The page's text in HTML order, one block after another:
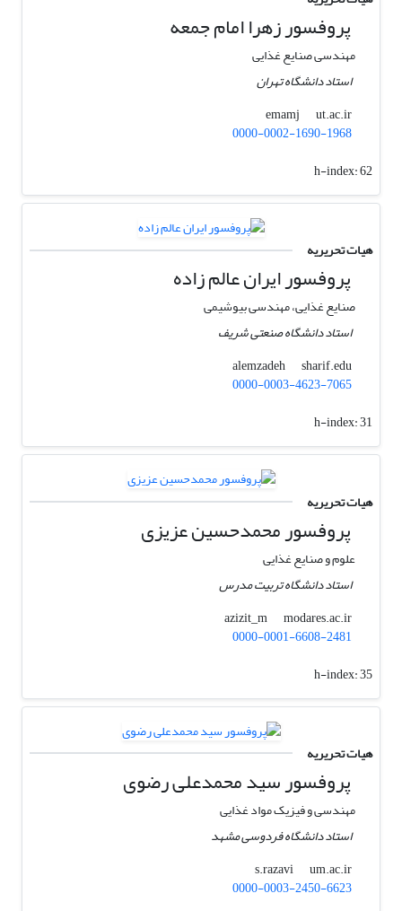
پروفسور زهرا امام جمعه
مهندسی صنایع غذایی
استاد دانشگاه تهران
emamj
ut.ac.ir
0000-0002-1690-1968
h-index:62
هیات تحریریه
پروفسور ایران عالم زاده
صنایع غذایی، مهندسی بیوشیمی
استاد دانشگاه صنعتی شریف
alemzadeh
sharif.edu
0000-0003-4623-7065
h-index:31
هیات تحریریه
پروفسور محمدحسین عزیزی
علوم و صنایع غذایی
استاد دانشگاه تربیت مدرس
azizit_m
modares.ac.ir
0000-0001-6608-2481
h-index:35
هیات تحریریه
پروفسور سید محمدعلی رضوی
مهندسی و فیزیک مواد غذایی
استاد دانشگاه فردوسی مشهد
s.razavi
um.ac.ir
0000-0003-2450-6623